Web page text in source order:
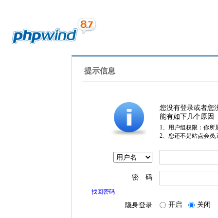
提示信息
您没有登录或者您
能有如下几个原因
1、用户组权限：你所
2、您还不是站点会员
密 码
找回密码
隐身登录 开启 关闭